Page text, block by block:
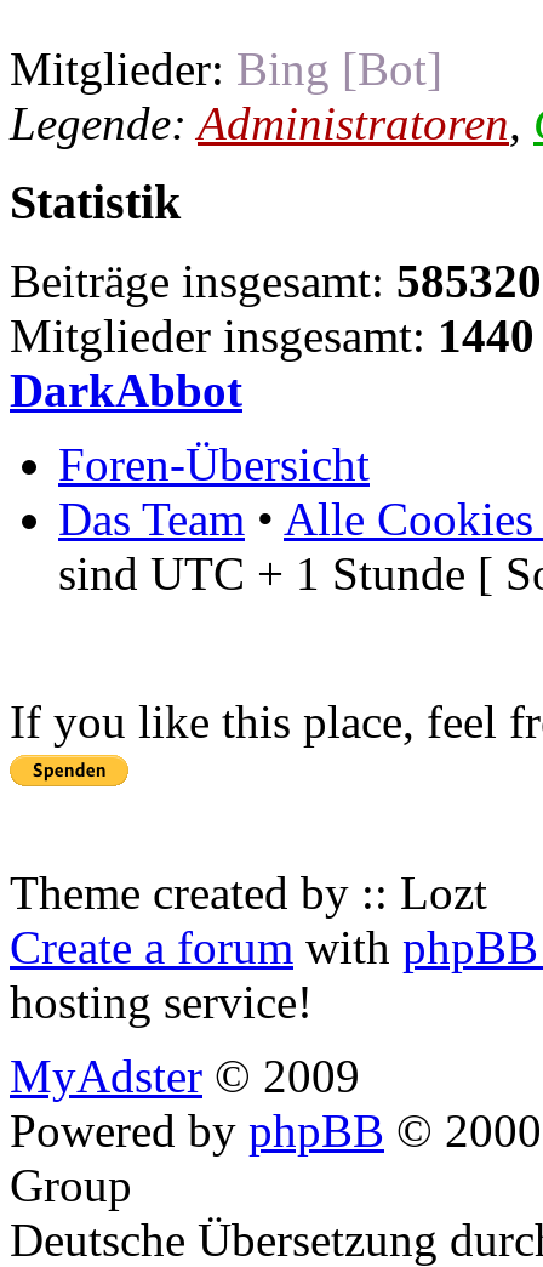
Mitglieder: Bing [Bot]
Legende:Administratoren,
Statistik
Beiträge insgesamt: 585320
Mitglieder insgesamt: 1440
DarkAbbot
Foren-Übersicht
Das Team • Alle Cookies
sind UTC + 1 Stunde [
If you like this place, feel
Theme created by :: Lozt
Create a forum with
hosting service!
MyAdster © 2009
Powered by phpBB ©
Group
Deutsche Übersetzung